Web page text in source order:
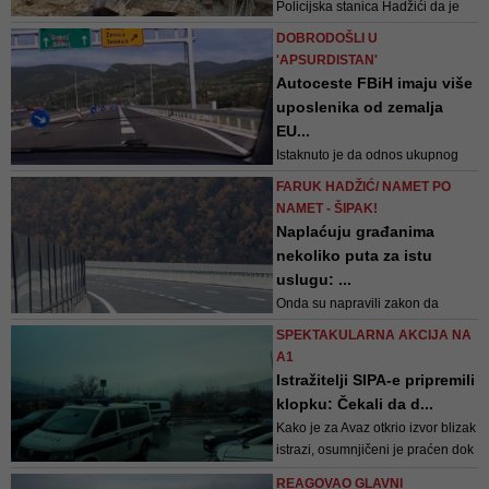
Policijska stanica Hadžići da je
došlo do pada sa nekog od
DOBRODOŠLI U
'APSURDISTAN'
Autoceste FBiH imaju više
uposlenika od zemalja
EU...
Istaknuto je da odnos ukupnog
broja zaposlenih i izgrađene i
puštene u promet autoceste
autoceste (465 zaposlenih u
odnosu na 91 km autoputa), dok
prosjek evropskih operatora
autocesta iznosi 2,2 zaposlena po
kilometru aut...
FARUK HADŽIĆ/ NAMET PO
NAMET - ŠIPAK!
Naplaćuju građanima
nekoliko puta za istu
uslugu: ...
Onda su napravili zakon da
moramo podizati kredite, a
finansijski podaci pokazuju
drugačije
SPEKTAKULARNA AKCIJA NA
A1
Istražitelji SIPA-e pripremili
klopku: Čekali da d...
Kako je za Avaz otkrio izvor blizak
istrazi, osumnjičeni je praćen dok
REAGOVAO GLAVNI